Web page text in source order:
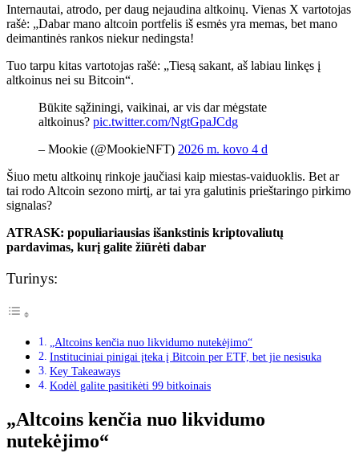
Internautai, atrodo, per daug nejaudina altkoinų. Vienas X vartotojas
rašė: „Dabar mano altcoin portfelis iš esmės yra memas, bet mano
deimantinės rankos niekur nedingsta!
Tuo tarpu kitas vartotojas rašė: „Tiesą sakant, aš labiau linkęs į
altkoinus nei su Bitcoin“.
Būkite sąžiningi, vaikinai, ar vis dar mėgstate
altkoinus? pic.twitter.com/NgtGpaJCdg
– Mookie (@MookieNFT) 2026 m. kovo 4 d
Šiuo metu altkoinų rinkoje jaučiasi kaip miestas-vaiduoklis. Bet ar
tai rodo Altcoin sezono mirtį, ar tai yra galutinis prieštaringo pirkimo
signalas?
ATRASK: populiariausias išankstinis kriptovaliutų
pardavimas, kurį galite žiūrėti dabar
Turinys:
„Altcoins kenčia nuo likvidumo nutekėjimo“
Instituciniai pinigai įteka į Bitcoin per ETF, bet jie nesisuka
Key Takeaways
Kodėl galite pasitikėti 99 bitkoinais
„Altcoins kenčia nuo likvidumo
nutekėjimo“